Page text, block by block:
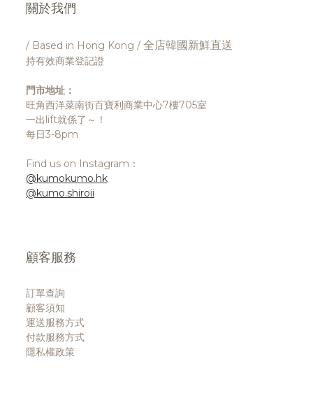
關於我們
/ Based in Hong Kong / 全店韓國新鮮直送
持有效商業登記證
門市地址：
旺角西洋菜南街百寶利商業中心7樓705室
一出lift就係了～！
每日3-8pm
Find us on Instagram：
@kumokumo.hk
@kumo.shiroii
顧客服務
訂單查詢
顧客須知
運送服務方式
付款服務方式
隱私權政策